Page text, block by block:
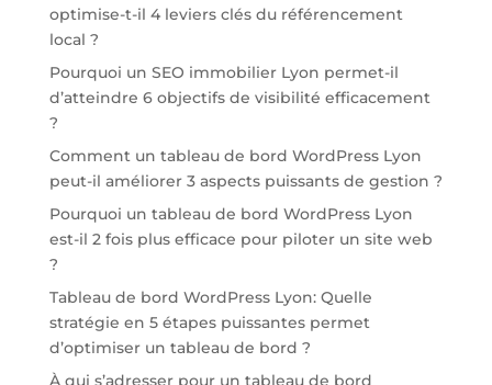
optimise-t-il 4 leviers clés du référencement
local ?
Pourquoi un SEO immobilier Lyon permet-il
d’atteindre 6 objectifs de visibilité efficacement
?
Comment un tableau de bord WordPress Lyon
peut-il améliorer 3 aspects puissants de gestion ?
Pourquoi un tableau de bord WordPress Lyon
est-il 2 fois plus efficace pour piloter un site web
?
Tableau de bord WordPress Lyon: Quelle
stratégie en 5 étapes puissantes permet
d’optimiser un tableau de bord ?
À qui s’adresser pour un tableau de bord